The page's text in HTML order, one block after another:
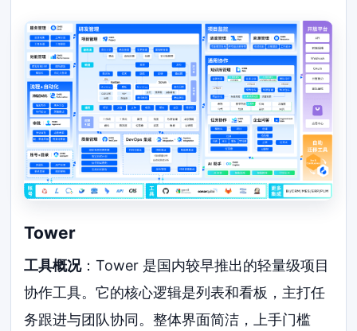
Tower
工具概况：Tower 是国内较早推出的轻量级项目
协作工具。它的核心逻辑是列表和看板，主打任
务跟进与团队协同。整体界面简洁，上手门槛